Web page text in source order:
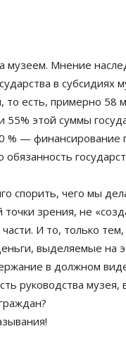
музеем. Мнение
в
то есть, примерно 58
этой суммы
— финансирование
спорить, чего мы
зрения, не
И то, только тем,
выделяемые на
в должном
руководства